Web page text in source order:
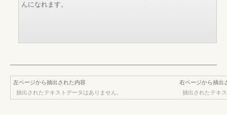
んになれます。
左ページから抽出された内容
抽出されたテキストデータはありません。
右ページから抽出
抽出されたテキ